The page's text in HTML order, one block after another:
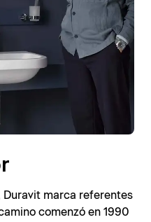
Duravit marca referentes
comenzó en 1990